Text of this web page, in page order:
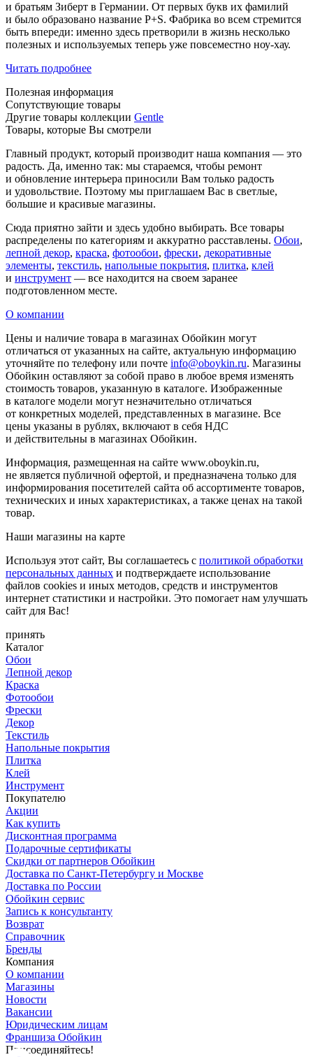
и братьям Зиберт в Германии. От первых букв их фамилий
и было образовано название P+S. Фабрика во всем стремится
быть впереди: именно здесь претворили в жизнь несколько
полезных и используемых теперь уже повсеместно ноу-хау.
Читать подробнее
Полезная информация
Сопутствующие товары
Другие товары коллекции Gentle
Товары, которые Вы смотрели
Главный продукт, который производит наша компания — это
радость. Да, именно так: мы стараемся, чтобы ремонт
и обновление интерьера приносили Вам только радость
и удовольствие. Поэтому мы приглашаем Вас в светлые,
большие и красивые магазины.
Сюда приятно зайти и здесь удобно выбирать. Все товары
распределены по категориям и аккуратно расставлены. Обои,
лепной декор, краска, фотообои, фрески, декоративные
элементы, текстиль, напольные покрытия, плитка, клей
и инструмент — все находится на своем заранее
подготовленном месте.
О компании
Цены и наличие товара в магазинах Обойкин могут
отличаться от указанных на сайте, актуальную информацию
уточняйте по телефону или почте info@oboykin.ru. Магазины
Обойкин оставляют за собой право в любое время изменять
стоимость товаров, указанную в каталоге. Изображенные
в каталоге модели могут незначительно отличаться
от конкретных моделей, представленных в магазине. Все
цены указаны в рублях, включают в себя НДС
и действительны в магазинах Обойкин.
Информация, размещенная на сайте www.oboykin.ru,
не является публичной офертой, и предназначена только для
информирования посетителей сайта об ассортименте товаров,
технических и иных характеристиках, а также ценах на такой
товар.
Наши магазины на карте
Используя этот сайт, Вы соглашаетесь с политикой обработки
персональных данных и подтверждаете использование
файлов cookies и иных методов, средств и инструментов
интернет статистики и настройки. Это помогает нам улучшать
сайт для Вас!
принять
Каталог
Обои
Лепной декор
Краска
Фотообои
Фрески
Декор
Текстиль
Напольные покрытия
Плитка
Клей
Инструмент
Покупателю
Акции
Как купить
Дисконтная программа
Подарочные сертификаты
Скидки от партнеров Обойкин
Доставка по Санкт-Петербургу и Москве
Доставка по России
Обойкин сервис
Запись к консультанту
Возврат
Справочник
Бренды
Компания
О компании
Магазины
Новости
Вакансии
Юридическим лицам
Франшиза Обойкин
Присоединяйтесь!